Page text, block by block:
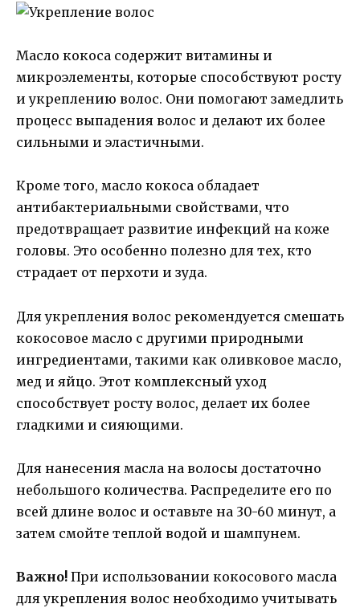
Масло кокоса содержит витамины и
микроэлементы, которые способствуют росту
и укреплению волос. Они помогают замедлить
процесс выпадения волос и делают их более
сильными и эластичными.
Кроме того, масло кокоса обладает
антибактериальными свойствами, что
предотвращает развитие инфекций на коже
головы. Это особенно полезно для тех, кто
страдает от перхоти и зуда.
Для укрепления волос рекомендуется смешать
кокосовое масло с другими природными
ингредиентами, такими как оливковое масло,
мед и яйцо. Этот комплексный уход
способствует росту волос, делает их более
гладкими и сияющими.
Для нанесения масла на волосы достаточно
небольшого количества. Распределите его по
всей длине волос и оставьте на 30-60 минут, а
затем смойте теплой водой и шампунем.
Важно! При использовании кокосового масла
для укрепления волос необходимо учитывать